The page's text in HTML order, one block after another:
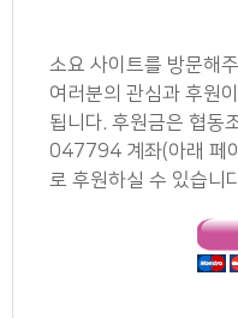
소요 사이트를 방문해
여러분의 관심과 후원
됩니다. 후원금은 협
047794 계좌(아래 페
로 후원하실 수 있습니